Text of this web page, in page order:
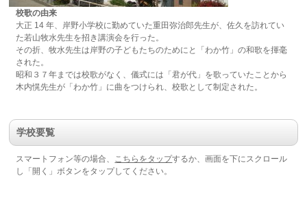
校歌の由来
大正 14 年、岸野小学校に勤めていた重田弥治郎先生が、佐久を訪れてい
た若山牧水先生を招き講演会を行った。
その折、牧水先生は岸野の子どもたちのためにと「わか竹」の和歌を揮毫
された。
昭和３７年までは校歌がなく、儀式には「君が代」を歌っていたことから
木内愰先生が「わか竹」に曲をつけられ、校歌として制定された。
学校要覧
スマートフォン等の場合、 こちらをタップするか、画面を下にスクロール
し「開く」ボタンをタップしてください。